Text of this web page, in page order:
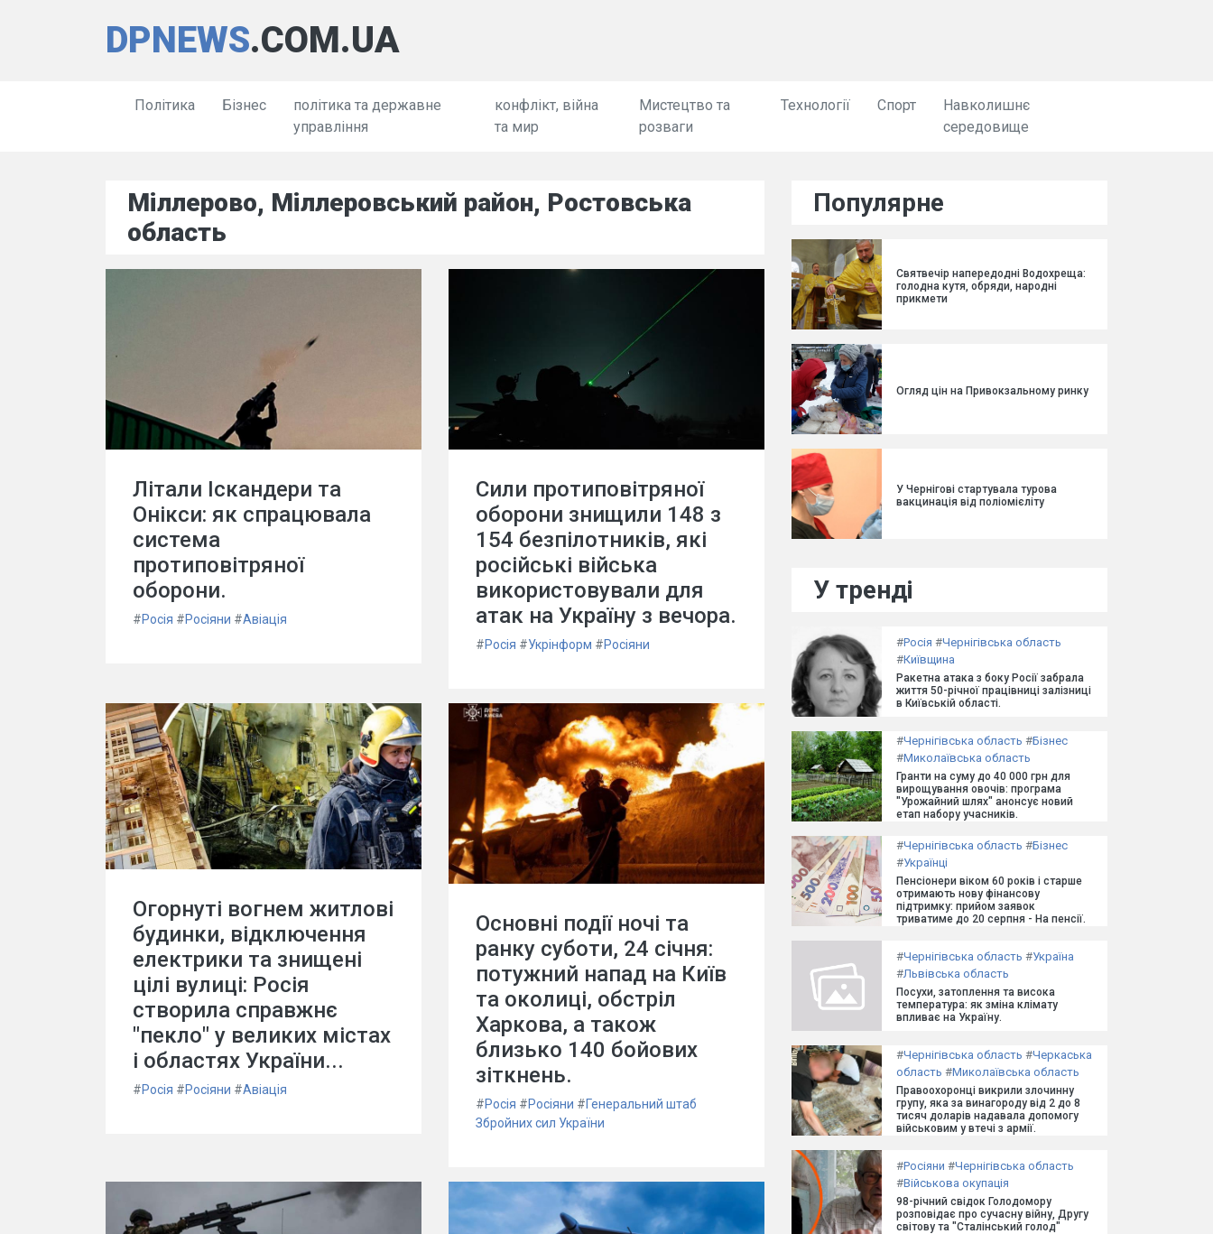
DPNEWS.COM.UA
Політика Бізнес
політика та державне
управління
конфлікт, війна
та мир
Мистецтво та
розваги
Технології Спорт
Навколишнє
середовище
Міллерово, Міллеровський район, Ростовська
область
Літали Іскандери та
Онікси: як спрацювала
система
протиповітряної
оборони.
#Росія #Росіяни #Авіація
Сили протиповітряної
оборони знищили 148 з
154 безпілотників, які
російські війська
використовували для
атак на Україну з вечора.
#Росія #Укрінформ #Росіяни
Огорнуті вогнем житлові
будинки, відключення
електрики та знищені
цілі вулиці: Росія
створила справжнє
"пекло" у великих містах
і областях України...
#Росія #Росіяни #Авіація
Основні події ночі та
ранку суботи, 24 січня:
потужний напад на Київ
та околиці, обстріл
Харкова, а також
близько 140 бойових
зіткнень.
#Росія #Росіяни #Генеральний штаб
Збройних сил України
Популярне
Святвечір напередодні Водохреща:
голодна кутя, обряди, народні
прикмети
Огляд цін на Привокзальному ринку
У Чернігові стартувала турова
вакцинація від поліомієліту
У тренді
#Росія #Чернігівська область
#Київщина
Ракетна атака з боку Росії забрала
життя 50-річної працівниці залізниці
в Київській області.
#Чернігівська область #Бізнес
#Миколаївська область
Гранти на суму до 40 000 грн для
вирощування овочів: програма
"Урожайний шлях" анонсує новий
етап набору учасників.
#Чернігівська область #Бізнес
#Українці
Пенсіонери віком 60 років і старше
отримають нову фінансову
підтримку: прийом заявок
триватиме до 20 серпня - На пенсії.
#Чернігівська область #Україна
#Львівська область
Посухи, затоплення та висока
температура: як зміна клімату
впливає на Україну.
#Чернігівська область #Черкаська
область #Миколаївська область
Правоохоронці викрили злочинну
групу, яка за винагороду від 2 до 8
тисяч доларів надавала допомогу
військовим у втечі з армії.
#Росіяни #Чернігівська область
#Військова окупація
98-річний свідок Голодомору
розповідає про сучасну війну, Другу
світову та "Сталінський голод"